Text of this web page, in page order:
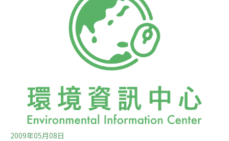
農舍破壞鄉村景觀，追根究柢則是農發條例第十八條放寬
開發面積下限，廣開後門造成農地上不種稻子種房子。正
本清源應該直接修法，並善用既有農地重劃等工具，而不
是另立新法。但農委會為了從納稅人口袋掏出兩千億元的
特別預算，現在就算花個幾億元收買媒體製造民意，其
「投資報酬率」的倍數還是相當驚人。農再條例強調「由
業區優良農田，農民團結堅持農地農用，卻面臨後龍科技
2009年05月08日